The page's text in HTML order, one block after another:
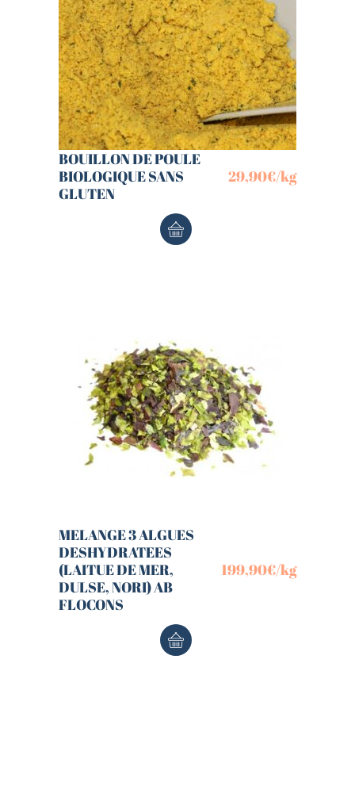
BOUILLON DE POULE
BIOLOGIQUE SANS
GLUTEN
29,90€/kg
MELANGE 3 ALGUES
DESHYDRATEES
(LAITUE DE MER,
DULSE, NORI) AB
FLOCONS
199,90€/kg